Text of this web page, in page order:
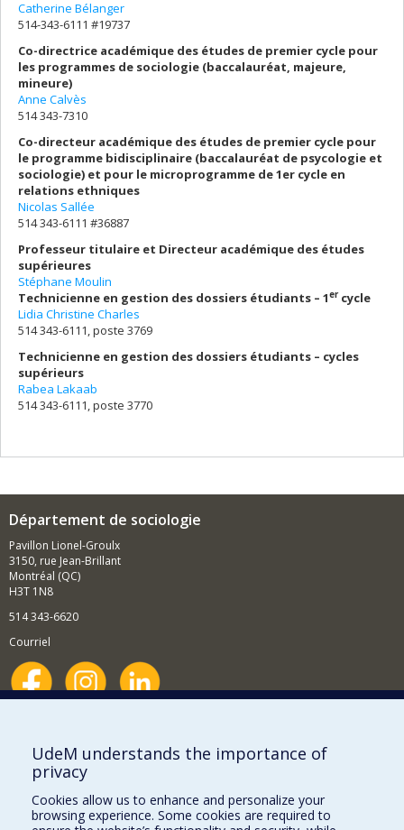
Catherine Bélanger
514-343-6111 #19737
Co-directrice académique des études de premier cycle pour
les programmes de sociologie (baccalauréat, majeure,
mineure)
Anne Calvès
514 343-7310
Co-directeur académique des études de premier cycle pour
le programme bidisciplinaire (baccalauréat de psycologie et
sociologie) et pour le microprogramme de 1er cycle en
relations ethniques
Nicolas Sallée
514 343-6111 #36887
Professeur titulaire et Directeur académique des études
supérieures
Stéphane Moulin
Technicienne en gestion des dossiers étudiants – 1er cycle
Lidia Christine Charles
514 343-6111, poste 3769
Technicienne en gestion des dossiers étudiants – cycles
supérieurs
Rabea Lakaab
514 343-6111, poste 3770
Département de sociologie
Pavillon Lionel-Groulx
3150, rue Jean-Brillant
Montréal (QC)
H3T 1N8
514 343-6620
Courriel
Comment soutenir le Département?
BESOIN D'AIDE?
Plan du site
Signaler une erreur
UdeM understands the importance of
privacy
Cookies allow us to enhance and personalize your
browsing experience. Some cookies are required to